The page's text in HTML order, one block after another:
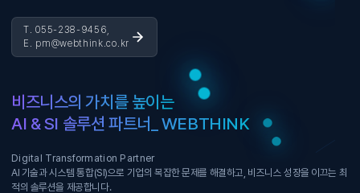
T. 055-238-9456,
E. pm@webthink.co.kr
비즈니스의 가치를 높이는
AI & SI 솔루션 파트너_ WEBTHINK
Digital Transformation Partner
AI 기술과 시스템 통합(SI)으로 기업의 복잡한 문제를 해결하고, 비즈니스 성장을 이끄는 최
적의 솔루션을 제공합니다.